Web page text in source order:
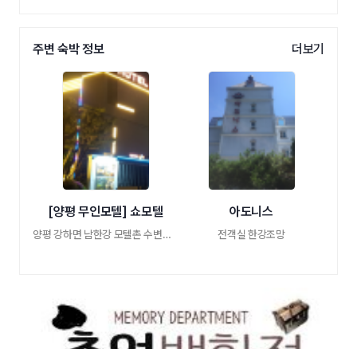
주변 숙박 정보 더보기
[양평 무인모텔] 쇼모텔
양평 강하면 남한강 모텔촌 수변공원 옆 조용 …
아도니스
전객실 한강조망